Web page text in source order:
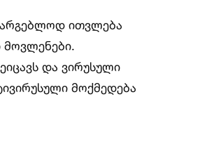
ითვლება
და ვირუსული
მოქმედება